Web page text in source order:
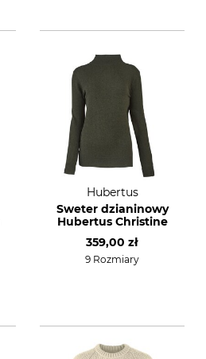
Hubertus
Sweter dzianinowy
Hubertus Christine
359,00 zł
9 Rozmiary